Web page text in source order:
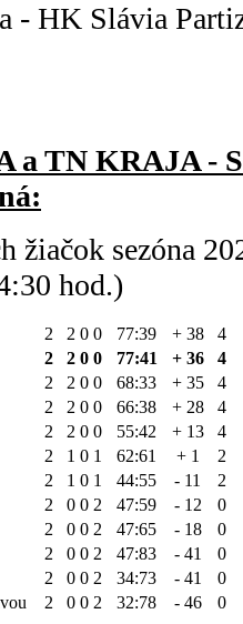
- HK
a TN KRAJA -
žiačok sezóna
hod.)
2 2 0 0 77:39 + 38
4
2 2 0 0 77:41 + 36
4
2 2 0 0 68:33 + 35
4
2 2 0 0 66:38 + 28
4
2 2 0 0 55:42 + 13
4
2 1 0 1 62:61 + 1
2
2 1 0 1 44:55 - 11
2
2 0 0 2 47:59 - 12
0
2 0 0 2 47:65 - 18
0
2 0 0 2 47:83 - 41
0
2 0 0 2 34:73 - 41
0
2 0 0 2 32:78 - 46 0